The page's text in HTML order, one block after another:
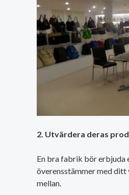
2. Utvärdera deras
En bra fabrik bör erbjuda
överensstämmer med
mellan.